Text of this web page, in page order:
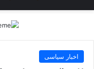
اخبار سیاسی